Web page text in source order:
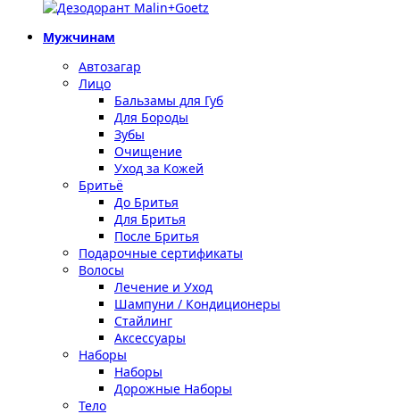
Мужчинам
Автозагар
Лицо
Бальзамы для Губ
Для Бороды
Зубы
Очищение
Уход за Кожей
Бритьё
До Бритья
Для Бритья
После Бритья
Подарочные сертификаты
Волосы
Лечение и Уход
Шампуни / Кондиционеры
Стайлинг
Аксессуары
Наборы
Наборы
Дорожные Наборы
Тело